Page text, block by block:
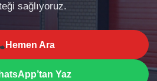
sağlıyoruz.
Hemen Ara
Yaz